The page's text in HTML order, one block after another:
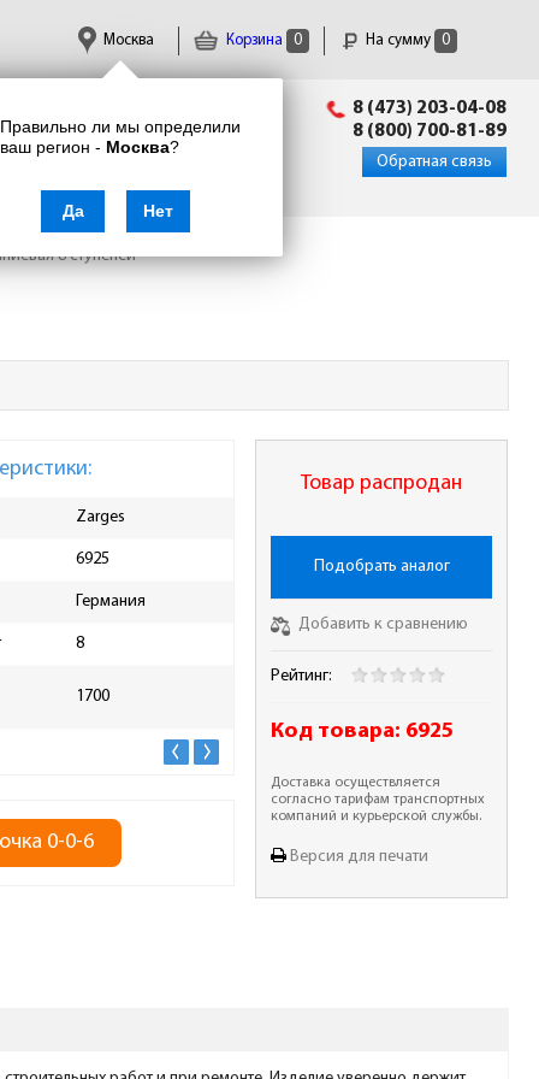
Корзина 0 На сумму 0
Правильно ли мы определили
ваш регион - Москва?
Да Нет
Москва
info@enkor24.ru
8 (473) 203-04-08
8 (800) 700-81-89
Обратная связь
8 ступеней
Zarges
6925
Германия
8
1700
Рабочая высота, мм
Материал
Длина упаковки, мм
0-0-6
Товар распродан
Подобрать аналог
Добавить к сравнению
Рейтинг:
Код товара: 6925
Доставка осуществляется
согласно тарифам транспортных
компаний и курьерской службы.
Версия для печати